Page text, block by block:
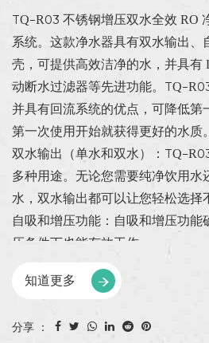
TQ-R03 不锈钢增压双水全效 RO
系统。这款净水器具有双水输出、
壳，可提供高效洁净的水，并具有
动断水过滤器等先进功能。TQ-
并具有回流系统的优点，可降低第
第一次使用开始就获得更好的水质。
双水输出（单水和双水）：TQ-
多种用途。无论您需要纯净饮用水
水，双水输出都可以让您轻松选择
自吸和增压功能：自吸和增压功
压条件下也能有效工作。
知道更多
分享 ：